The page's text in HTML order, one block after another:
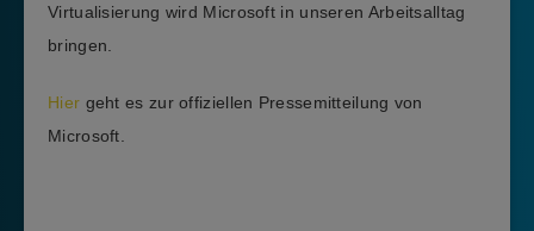
Virtualisierung wird Microsoft in unseren Arbeitsalltag
bringen.
Hier geht es zur offiziellen Pressemitteilung von
Microsoft.